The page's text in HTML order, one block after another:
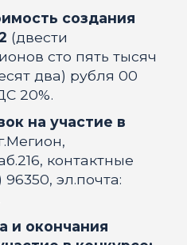
создания
(двести
сто пять тысяч
два) рубля 00
20%.
на участие в
контактные
эл.почта:
и окончания